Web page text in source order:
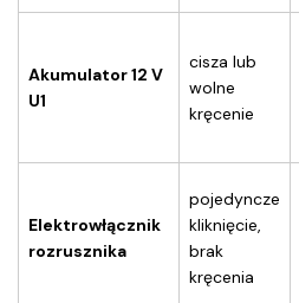
Akumulator 12 V
U1
cisza lub
wolne
kręcenie
Elektrowłącznik
rozrusznika
pojedyncze
kliknięcie,
brak
kręcenia